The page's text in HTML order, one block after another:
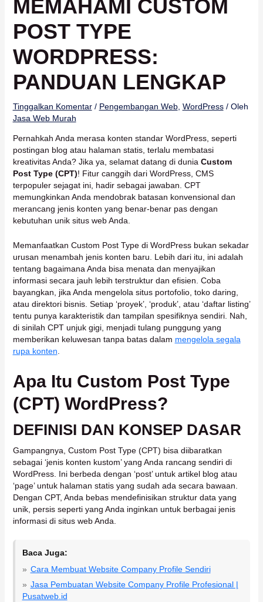
MEMAHAMI CUSTOM
POST TYPE
WORDPRESS:
PANDUAN LENGKAP
Tinggalkan Komentar / Pengembangan Web, WordPress/ Oleh
Jasa Web Murah
Pernahkah Anda merasa konten standar WordPress, seperti
postingan blog atau halaman statis, terlalu membatasi
kreativitas Anda? Jika ya, selamat datang di dunia Custom
Post Type (CPT)! Fitur canggih dari WordPress, CMS
terpopuler sejagat ini, hadir sebagai jawaban. CPT
memungkinkan Anda mendobrak batasan konvensional dan
merancang jenis konten yang benar-benar pas dengan
kebutuhan unik situs web Anda.
Memanfaatkan Custom Post Type di WordPress bukan sekadar
urusan menambah jenis konten baru. Lebih dari itu, ini adalah
tentang bagaimana Anda bisa menata dan menyajikan
informasi secara jauh lebih terstruktur dan efisien. Coba
bayangkan, jika Anda mengelola situs portofolio, toko daring,
atau direktori bisnis. Setiap ‘proyek’, ‘produk’, atau ‘daftar listing’
tentu punya karakteristik dan tampilan spesifiknya sendiri. Nah,
di sinilah CPT unjuk gigi, menjadi tulang punggung yang
memberikan keluwesan tanpa batas dalam mengelola segala
rupa konten.
Apa Itu Custom Post Type
(CPT) WordPress?
DEFINISI DAN KONSEP DASAR
Gampangnya, Custom Post Type (CPT) bisa diibaratkan
sebagai ‘jenis konten kustom’ yang Anda rancang sendiri di
WordPress. Ini berbeda dengan ‘post’ untuk artikel blog atau
‘page’ untuk halaman statis yang sudah ada secara bawaan.
Dengan CPT, Anda bebas mendefinisikan struktur data yang
unik, persis seperti yang Anda inginkan untuk berbagai jenis
informasi di situs web Anda.
Baca Juga:
Cara Membuat Website Company Profile Sendiri
Jasa Pembuatan Website Company Profile Profesional |
Pusatweb.id